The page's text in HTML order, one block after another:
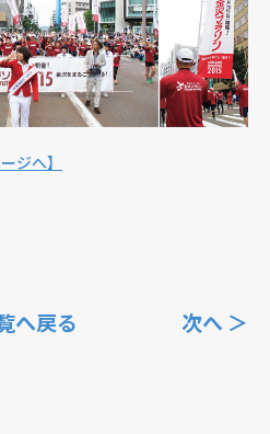
ジへ】
へ戻る 次へ ＞